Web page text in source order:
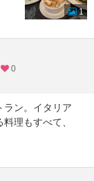
1
0
ラン。イタリア
理もすべて、